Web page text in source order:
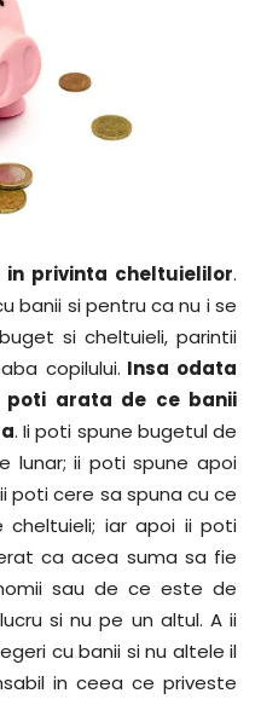
privinta cheltuielilor.
banii si pentru ca nu i se
si cheltuieli, parintii
copilului. Insa odata
arata de ce banii
. Ii poti spune bugetul de
lunar; ii poti spune apoi
poti cere sa spuna cu ce
iar apoi ii poti
ca acea suma sa fie
sau de ce este de
si nu pe un altul. A ii
cu banii si nu altele il
in ceea ce priveste